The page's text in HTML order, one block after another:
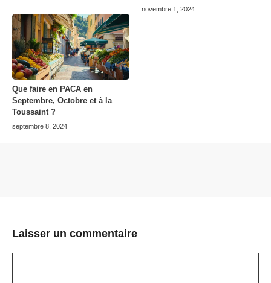
novembre 1, 2024
Que faire en PACA en
Septembre, Octobre et à la
Toussaint ?
septembre 8, 2024
Laisser un commentaire